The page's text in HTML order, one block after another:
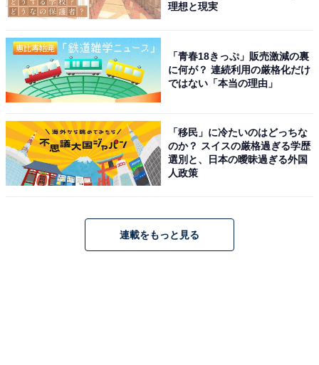
理想と現実
「青春18きっぷ」販売激減の裏
に何が？ 連続利用の厳格化だけ
ではない「本当の理由」
「移民」に冷たいのはどっちな
のか？ スイスの厳格過ぎる学歴
選別と、日本の曖昧過ぎる外国
人政策
連載をもっと見る